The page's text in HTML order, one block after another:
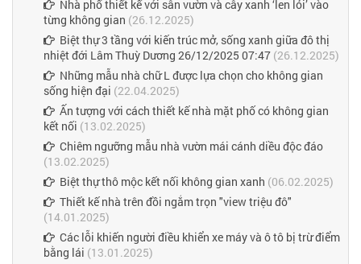
Nhà phố thiết kế với sân vườn và cây xanh ‘len lỏi’ vào
từng không gian (26.12.2025)
Biệt thự 3 tầng với kiến trúc mở, sống xanh giữa đô thị
nhiệt đới Lâm Thuỳ Dương 26/12/2025 07:47 (26.12.2025)
Những mẫu nhà chữ L được lựa chọn cho không gian
sống hiện đại (22.04.2025)
Ấn tượng với cách thiết kế nhà mặt phố có không gian
kết nối (13.02.2025)
Chiêm ngưỡng mẫu nhà vườn mái cánh diều độc đáo
(13.02.2025)
Biệt thự thô mộc kết nối không gian xanh (06.02.2025)
Thiết kế nhà trên đồi ngắm trọn "view triệu đô"
(14.01.2025)
Các lỗi khiến người điều khiển xe máy và ô tô bị trừ điểm
bằng lái (13.01.2025)